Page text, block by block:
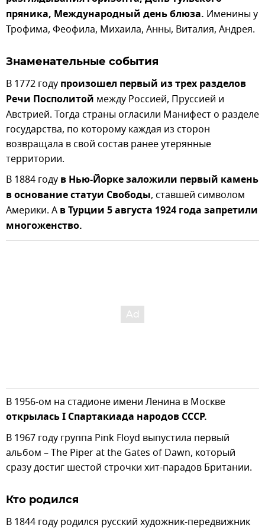
пряника, Международный день блюза. Именины у
Трофима, Феофила, Михаила, Анны, Виталия, Андрея.
Знаменательные события
В 1772 году произошел первый из трех разделов
Речи Посполитой между Россией, Пруссией и
Австрией. Тогда страны огласили Манифест о разделе
государства, по которому каждая из сторон
возвращала в свой состав ранее утерянные
территории.
В 1884 году в Нью-Йорке заложили первый камень
в основание статуи Свободы, ставшей символом
Америки. А вТурции 5 августа 1924 года запретили
многоженство.
В 1956-ом на стадионе имени Ленина в Москве
открылась I Спартакиада народов СССР.
В 1967 году группа Pink Floyd выпустила первый
альбом – The Piper at the Gates of Dawn, который
сразу достиг шестой строчки хит-парадов Британии.
Кто родился
В 1844 году родился русский художник-передвижник